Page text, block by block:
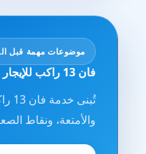
موضوعات مهمة قبل
فان 13 راكب للإيجار
والأمتعة، ونقاط